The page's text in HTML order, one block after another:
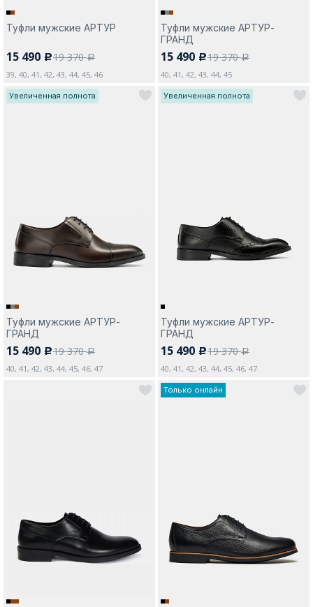
Туфли мужские АРТУР
15 490 c19 370a
39, 40, 41, 42, 43, 44, 45, 46
Туфли мужские АРТУР-
ГРАНД
15 490 c19 370a
40, 41, 42, 43, 44, 45
Увеличенная полнота
Туфли мужские АРТУР-
ГРАНД
15 490 c19 370a
40, 41, 42, 43, 44, 45, 46, 47
Увеличенная полнота
Туфли мужские АРТУР-
ГРАНД
15 490 c19 370a
40, 41, 42, 43, 44, 45, 46, 47
Только онлайн